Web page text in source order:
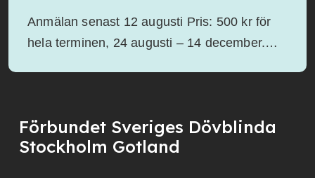
Anmälan senast 12 augusti Pris: 500 kr för
hela terminen, 24 augusti – 14 december.…
Förbundet Sveriges Dövblinda
Stockholm Gotland